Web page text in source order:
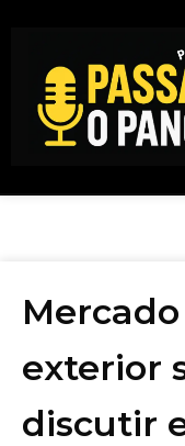
exterior
discutir